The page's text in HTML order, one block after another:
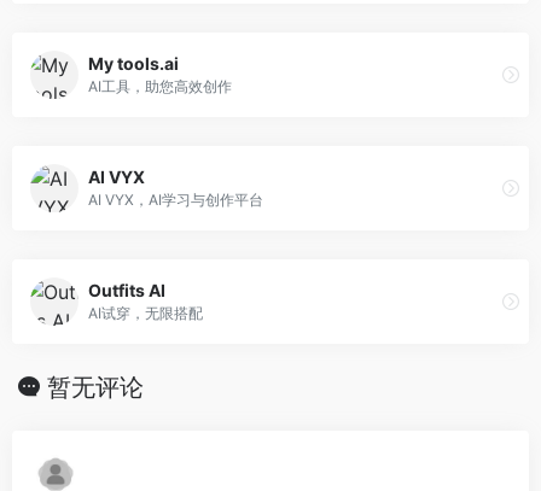
My tools.ai
AI工具，助您高效创作
AI VYX
AI VYX，AI学习与创作平台
Outfits AI
AI试穿，无限搭配
暂无评论